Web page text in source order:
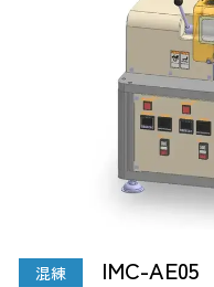
混練 IMC-AE05